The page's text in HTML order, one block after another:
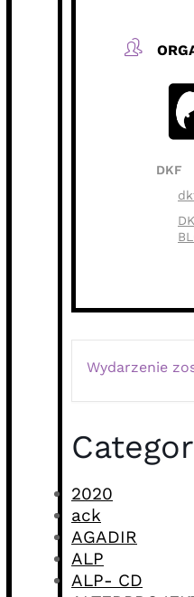
DKF
Wydarzenie
2020
ack
AGADIR
ALP
ALP- CD